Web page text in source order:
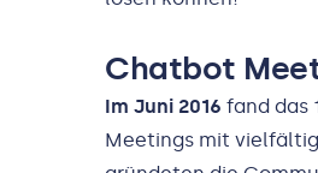
Chatbot
Im Juni 2016 fand das
Meetings mit